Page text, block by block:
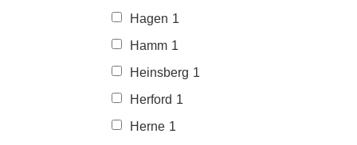
Hagen 1
Hamm 1
Heinsberg 1
Herford 1
Herne 1